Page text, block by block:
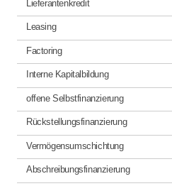
Lieferantenkredit
Leasing
Factoring
Interne Kapitalbildung
offene Selbstfinanzierung
Rückstellungsfinanzierung
Vermögensumschichtung
Abschreibungsfinanzierung